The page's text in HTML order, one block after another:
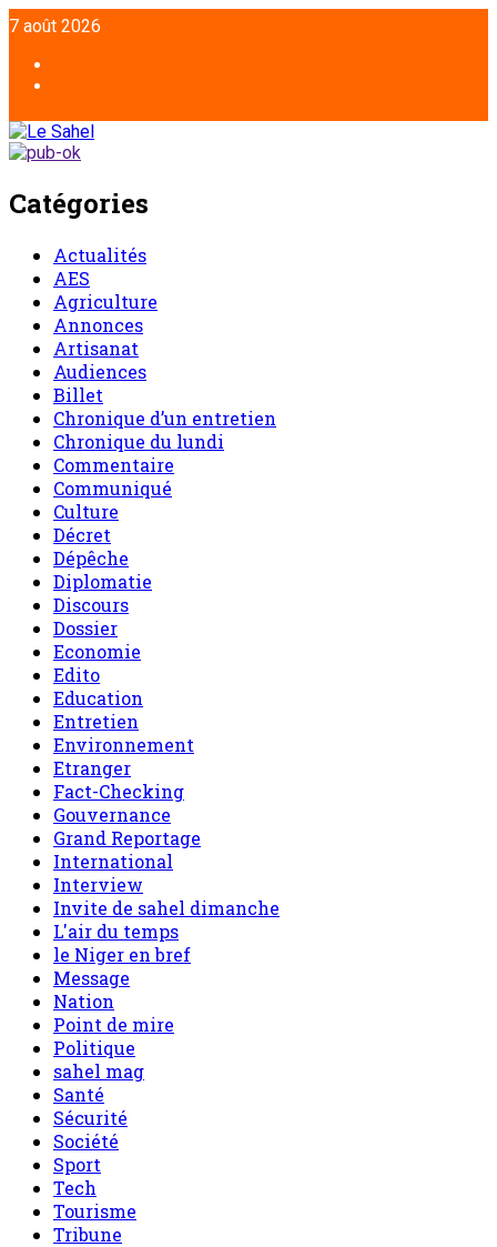
7 août 2026
Catégories
Actualités
AES
Agriculture
Annonces
Artisanat
Audiences
Billet
Chronique d’un entretien
Chronique du lundi
Commentaire
Communiqué
Culture
Décret
Dépêche
Diplomatie
Discours
Dossier
Economie
Edito
Education
Entretien
Environnement
Etranger
Fact-Checking
Gouvernance
Grand Reportage
International
Interview
Invite de sahel dimanche
L'air du temps
le Niger en bref
Message
Nation
Point de mire
Politique
sahel mag
Santé
Sécurité
Société
Sport
Tech
Tourisme
Tribune